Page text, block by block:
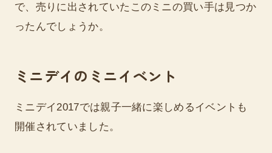
で、売りに出されていたこのミニの買い手は見つか
ったんでしょうか。
ミニデイのミニイベント
ミニデイ2017では親子一緒に楽しめるイベントも
開催されていました。